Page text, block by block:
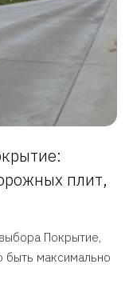
плит,
Покрытие,
быть максимально